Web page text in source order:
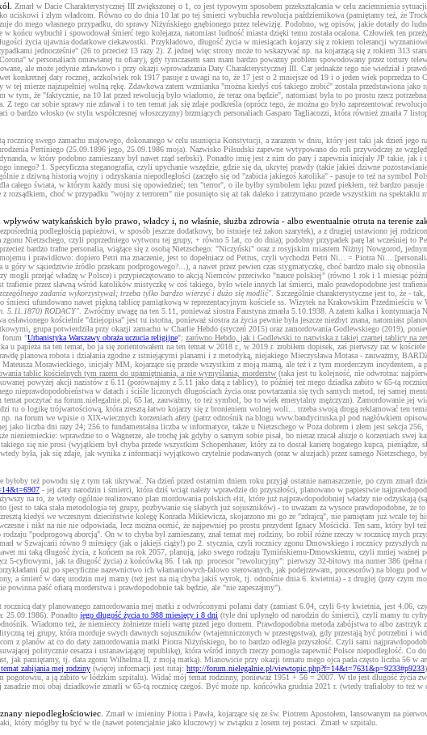
Zmarł w Dacie Charakterystycznej III zwiększonej o 1, co jest typowym sposobem przekształcania w celu zaciemnienia
i złym władcom. Równo co do dnia 10 lat po tej śmierci wybuchła rewolucja październikowa (pamiętamy też, że
mego własnego przypadku, do sprawy Niżyńskiego gnębionego przez telewizję. Podobno, wg opisów, jakie dotarły do
końcu wybuchł i spowodował śmierć tego kolejarza, natomiast ludność miasta dzięki temu została ocalona. Człowiek ten
życia ujawnia dodatkowe ciekawostki. Przykładowo, długość życia w miesiącach kojarzy się z rokiem tolerancji
jednocześnie" (26 to przecież 13 razy 2). Z jednej więc strony może to wskazywać np. na kojarzącą się z rokiem 313
w personaliach omawianej tu ofiary), gdy tymczasem sam mam bardzo poważny problem spowodowany przez tortury
ale może jedynie zdawkowo i przy okazji wprowadzania Daty Charakterystycznej III. Car jednakże tego nie wiedział i
konkretnej daty rocznej, aczkolwiek rok 1917 pasuje z uwagi na to, że 17 jest o 2 mniejsze od 19 i o jeden wiek poprzedza
mierze najzupełniej wolną rękę. Zdawkowa zatem wzmianka "można kiedyś coś takiego zrobić" została przedstawiona
tym, że "faktycznie, na 10 lat przed rewolucją było wiadomo, że teraz ona będzie", natomiast była to po prostu rzecz
tego car sobie sprawy nie zdawał i to ten temat jak się zdaje podkreśla (oprócz tego, że można go było zaprezentować
włosko (w stylu współczesnej włoszczyzny) brzmiących personaliach Gasparo Tagliacozzi, która również zmarła 7
rocznicę swego zamachu majowego, dokonanego w celu usunięcia Konstytucji, a zarazem w dniu, który jest taki jak dzień jego
Pertiniego (25.09.1896 jego, 25.09.1986 moja). Nazwisko Piłsudski zapewne wytypowano do roli przywódczej ze
w który podobno zamieszany był nawet rząd serbski). Ponadto imię jest z nim do pary i zapewnia inicjały JP takie, jak
innego? 1. Specyficzna steganografia, czyli upychanie wszędzie, gdzie się da, ukrytej prawdy (takie jakieś dziwne
z dziwną historią wojny i odzyskania niepodległości (zaczęło się od "zabicia jakiegoś katolika" - pasuje to też na symbol
świata, w którym każdy musi się opowiedzieć; ten "terror", o ile byłby symbolem lęku przed piekłem, też bardzo
z rozsądkiem, choć w przypadku "wojny z terrorem" nie posunięto się aż tak daleko i zatrzymano przede wszystkim na
watykańskich było prawo, władcy i, no właśnie, służba zdrowia - albo ewentualnie otruta na terenie
podległością papieżowi, w sposób jeszcze dodatkowy, bo istnieje też zakon szarytek), a z drugiej ustawiono jej
Nietzschego, czyli poprzedniego wytworu tej grupy, + równo 5 lat, co do dnia); podobny przypadek parę lat wcześniej to
bardzo trafne personalia, wiążące się z osobą Nietzschego: "Niczyński" oraz z rosyjskim miastem Niżnyj Nowgorod,
i prawidłowo: dopiero Petri ma znaczenie, jest to dopełniacz od Petrus, czyli wychodzi Petri Ni... = Piotra Ni...
w sąsiedztwie źródło przekazu podprogowego?...), a nawet przez pewien czas stygmatyczkę, choć bardzo mało się
mogli przejąć władzę w Polsce) i przypieczętowano to akcją Niemców przeciwko "nauce polskiej" (równo 1 rok i 1 miesiąc
trafienie przez sławną wśród katolików mistyczkę w coś takiego, było wiele innych lat śmierci, mało prawdopodobne jest
zadania wykorzystywał; trzeba tylko bardzo wierzyć i dużo się modlić" . Szczególnie charakterystyczne jest to, że -
ufundowano nawet piękną tablicę pamiątkową w reprezentacyjnym kościele ss. Wizytek na Krakowskim Przedmieściu
5.11.1870) RODACY" . Zwróćmy uwagę na ten 5.11, ponieważ siostra Faustyna zmarła 5.10.1938. A zatem kalka i kontynuacja
kościelnie "dziejopisa" jest tu istotna, ponieważ siostra za życia pewnie była jeszcze niezbyt znana, natomiast
grupa potwierdziła przy okazji zamachu w Charlie Hebdo (styczeń 2015) oraz zamordowania Godlewskiego (2019),
forum "Urbanistyka Warszawy obraża uczucia religijne"; zarówno Hebdo, jak i Godlewski to nazwiska z takiej czarnej tablicy na
u papieża na ten temat, bo ja się zorientowałem na ten temat w 2018 r., w 2019 r. zrobiłem dopisek, zaś pierwszy raz w
planowa robota i działania zgodne z istniejącymi planami i z metodyką, niejakiego Mieczysława Motasa - zauważmy,
Morawieckiego, inicjały MM, kojarzące się przede wszystkim z moją mamą, ale też i z tym morderczym incydentem, a
tablic kościelnych tym razem do upamiętniania, a nie wymyślania, morderstw (taka jest tu kolejność, nie odwrotna:
powyżej akcji nazistów z 6.11 (porównajmy z 5.11 jako datą z tablicy), to później też mego dziadka zabito w 65-tą
nieprawdopodobieństwa w datach i ściśle liczonych długościach życia oraz powtarzania się tych samych metod, tej samej
poczytać na forum.nielegalnie.pl; 65 lat, zauważmy, to też symbol, bo to wiek emerytalny mężczyzn). Zamordowanie jej
o logikę trójwartościową, która zresztą łatwo kojarzy się z bronieniem wolnej woli... trzeba swoją drogą reklamować ten
na forum we wpisie o XIX-wiecznych korzeniach afery (patrz odnośnik na blogu www.bandycituska.pl pod nagłówkiem
liczba dni razy 24; 256 to fundamentalna liczba w informatyce, także u Nietzschego w Poza dobrem i złem jest sekcja 256,
wprawdzie to o Wagnerze, ale trochę jak gdyby o samym sobie pisał, bo nieraz rzucał aluzje o korzeniach swej
się nie prosi (wyjątkiem był chyba przede wszystkim Schopenhauer, który za to dostał karierę bogatego kupca, pieniądze,
była, jak się zdaje, jak wynika z informacji wyjątkowo czytelnie podawanych (oraz w aluzjach) przez samego Nietzschego,
też powodu się z tym tak ukrywać. Na dzień przed ostatnim dniem roku przyjął ostatnie namaszczenie, po czym zmarł
- jej daty narodzin i śmierci, która dziś wciąż należy wprawdzie do przyszłości, planowano w papiestwie
na to, że wtedy ogólnie realizowano plan mordowania polskich elit, które już najprawdopodobniej władzy nie odzyskają
to taka stała metodologia tej grupy, pozbywanie się słabych już sojuszników) - to uważam za wysoce prawdopodobne, że
kiedyś we wczesnym dzieciństwie kolegę Konrada Miklewicza, skojarzono mi go ze "zdrajcą", nie pamiętam już wcale tej
i nikt na nie nie odpowiada, lecz można ocenić, że najpewniej po prostu prezydent Ignacy Mościcki. Ten sam, który był
"podprogową aborcją". On w to chyba był zamieszany, znał temat mej rodziny, bo robił różne rzeczy w rocznicę mych
w Szwajcarii równo 9 miesięcy (jak o jakiejś ciąży!) po 2. stycznia, czyli rocznicy zgonu Dmowskiego i rocznicy przyszłych
mi taką długość życia, z końcem na rok 2057, planują, jako swego rodzaju Tymińskiemu-Dmowskiemu, czyli mniej ważnej
5-cyfrowymi, jak ta długość życia) z końcówką 86. I tak np. procesor "rewolucyjny": pierwszy 32-bitowy ma numer 386
(aż po specyficzne nazewnictwo ich włamaniowych-falowo sterowanych, jak podejrzewam, procesorów) na blogu pod
a śmierć w datę urodzin mej mamy (też jest na nią chyba jakiś wyrok, tj. odnośnie dnia 6. kwietnia) - z drugiej (przy czym
paść ofiarą morderstwa i prawdopodobnie tak będzie, ale "nie zapeszajmy").
daty planowanego zamordowania mej matki z odwróconymi polami daty (zamiast 6.04, czyli 6-ty kwietnia, jest 4.06,
25.09.1986). Ponadto jego długość życia to 988 miesięcy i 8 dni (tyle dni upłynęło od narodzin do śmierci), czyli mamy tu
Wiadomo też, że niemieccy żołnierze mieli wartę przed jego domem. Prawdopodobna metoda zabójstwa to albo
tej grupy, która morduje swych dawnych sojuszników (wtajemniczonych w przestępstwa), gdy przestają być potrzebni i
z planów aż co do daty zamordowania matki Piotra Niżyńskiego, bo to bardzo odległa przyszłość. Czyli sami
politycznie cesarza i ustanawiającej republikę), która wśród innych rzeczy pomogła zapewnić Polsce niepodległość. Co
pamiętamy, tj. data zgonu Wilhelma II, z moją matką). Mianowicie przy okazji tematu mego ojca pada często liczba 56 w
zabijania mej rodziny (więcej informacji jest tutaj: http://forum.nielegalnie.pl/viewtopic.php?f=14&t=7631&p=9233#p9233
pogotowiu, a ją zabito w łódzkim szpitalu). Widać mój temat rodzinny, ponieważ 1951 + 56 = 2007. W tle jest długość życia
moi obaj dziadkowie zmarli w 65-tą rocznicę czegoś. Być może np. końcówka grudnia 2021 r. (wtedy trafiałoby to też w
niepodległościowiec. Zmarł w imieniny Piotra i Pawła, kojarzące się ze św. Piotrem Apostołem, lansowanym na
który mógłby tu być w tle (nawet potencjalnie jako kluczowy) w związku z losem tej postaci. Zmarł w szpitalu.